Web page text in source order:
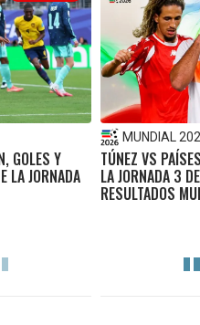
GOLES Y
LA JORNADA
MUNDIAL
TÚNEZ VS
LA JORNADA 3
RESULTADOS